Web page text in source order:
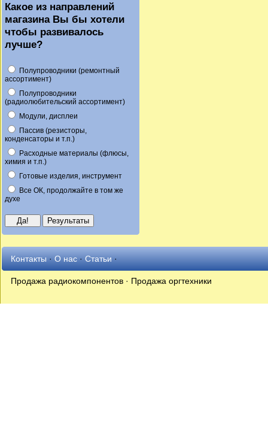
Какое из направлений
магазина Вы бы хотели
чтобы развивалось
лучше?
Полупроводники (ремонтный
ассортимент)
Полупроводники
(радиолюбительский ассортимент)
Модули, дисплеи
Пассив (резисторы,
конденсаторы и т.п.)
Расходные материалы (флюсы,
химия и т.п.)
Готовые изделия, инструмент
Все ОК, продолжайте в том же
духе
Контакты·О нас·Статьи·
Продажа радиокомпонентов · Продажа оргтехники